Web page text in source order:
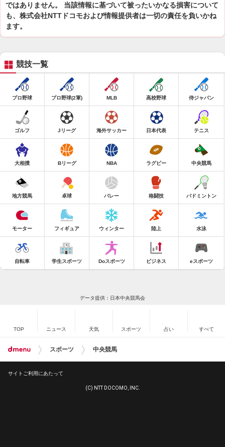
ではありません。 当該情報に基づいて被ったいかなる損害について
も、株式会社NTTドコモおよび情報提供者は一切の責任を負いかね
ます。
競技一覧
プロ野球 プロ野球(2軍) MLB 高校野球 侍ジャパン
ゴルフ Jリーグ 海外サッカー 日本代表 テニス
大相撲 Bリーグ NBA ラグビー 中央競馬
地方競馬 卓球 バレー 格闘技 バドミントン
モーター フィギュア ウィンター 陸上 水泳
自転車 学生スポーツ Doスポーツ ビジネス eスポーツ
データ提供：日本中央競馬会
TOP ニュース 天気 スポーツ 占い すべて
スポーツ 中央競馬
サイトご利用にあたって
(C) NTT DOCOMO, INC.